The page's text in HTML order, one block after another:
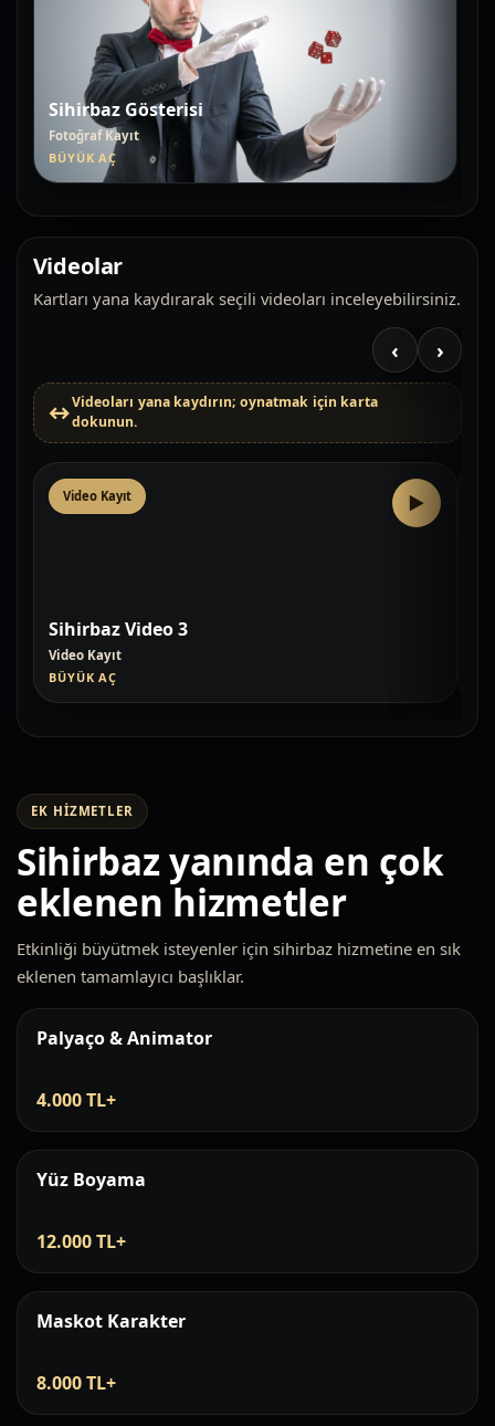
Sihirbaz Gösterisi
Fotoğraf Kayıt
BÜYÜK AÇ
Videolar
Kartları yana kaydırarak seçili videoları inceleyebilirsiniz.
‹ ›
Videoları yana kaydırın; oynatmak için karta
dokunun.
Video Kayıt ▶
Sihirbaz Video 3
Video Kayıt
BÜYÜK AÇ
EK HIZMETLER
Sihirbaz yanında en çok
eklenen hizmetler
Etkinliği büyütmek isteyenler için sihirbaz hizmetine en sık
eklenen tamamlayıcı başlıklar.
Palyaço & Animator
4.000 TL+
Yüz Boyama
12.000 TL+
Maskot Karakter
8.000 TL+